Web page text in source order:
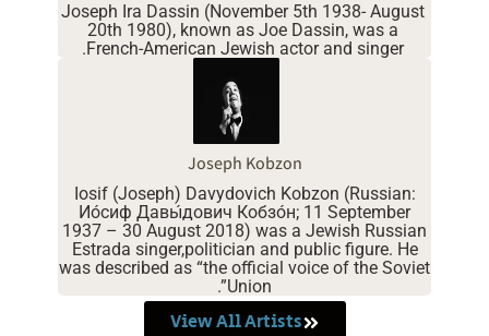
Joseph Ira Dassin (November 5th 1938- August
20th 1980), known as Joe Dassin, was a
French-American Jewish actor and singer.
Joseph Kobzon
Iosif (Joseph) Davydovich Kobzon (Russian:
Ио́сиф Давы́дович Кобзо́н; 11 September
1937 – 30 August 2018) was a Jewish Russian
Estrada singer,politician and public figure. He
was described as “the official voice of the Soviet
Union”.
View All Artists